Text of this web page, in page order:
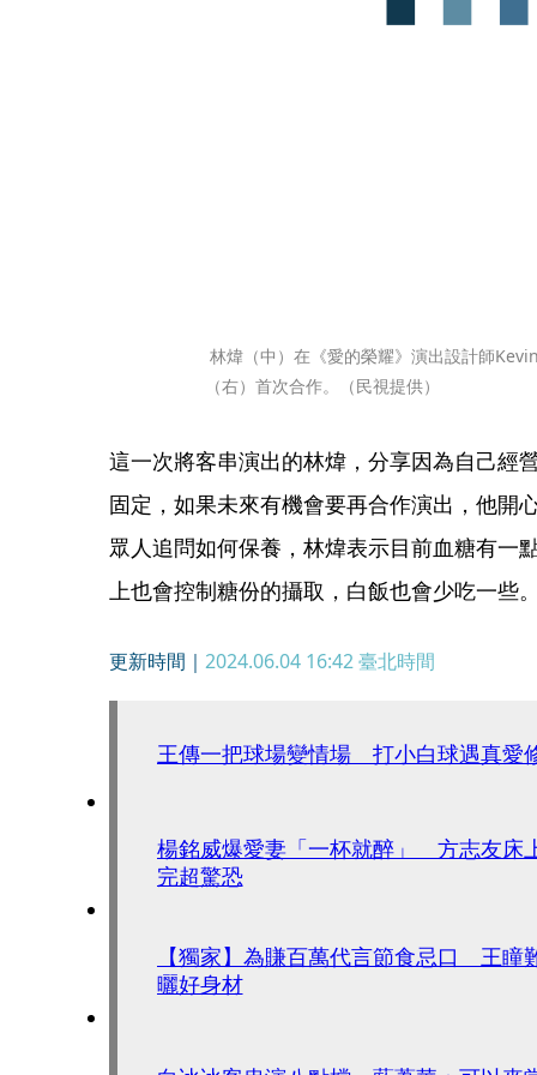
（右）首次合作。（民視提供）
這一次將客串演出的林煒，分享因為自己經
固定，如果未來有機會要再合作演出，他開
眾人追問如何保養，林煒表示目前血糖有一
上也會控制糖份的攝取，白飯也會少吃一些
更新時間｜ 2024.06.04 16:42臺北時間
王傳一把球場變情場 打小白球遇真愛
楊銘威爆愛妻「一杯就醉」 方志友床
完超驚恐
【獨家】為賺百萬代言節食忌口 王瞳
曬好身材